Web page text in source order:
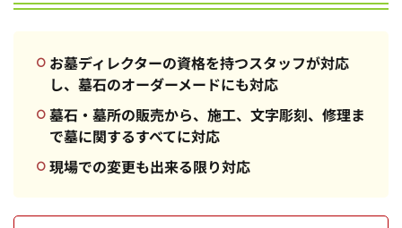
お墓ディレクターの資格を持つスタッフが対応
し、墓石のオーダーメードにも対応
墓石・墓所の販売から、施工、文字彫刻、修理ま
で墓に関するすべてに対応
現場での変更も出来る限り対応